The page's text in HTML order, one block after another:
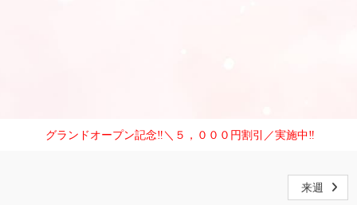
グランドオープン記念‼︎＼５，０００円割引／実施中‼︎
来週